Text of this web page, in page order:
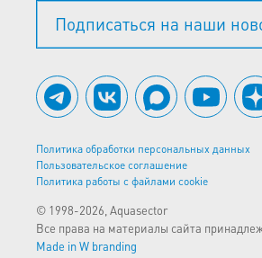
Подписаться на наши
Политика обработки персональных данных
Пользовательское соглашение
Политика работы с файлами cookie
© 1998-2026, Aquasector
Все права на материалы сайта
Made in W branding